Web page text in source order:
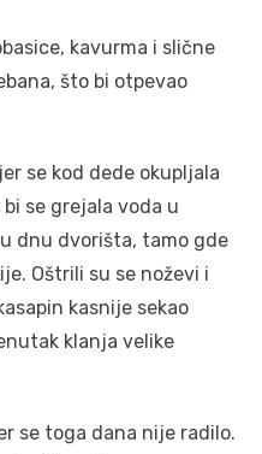
kavurma i slične
što bi otpevao
se kod dede okupljala
se grejala voda u
dnu dvorišta, tamo gde
Oštrili su se noževi i
kasnije sekao
klanja velike
se toga dana nije radilo.